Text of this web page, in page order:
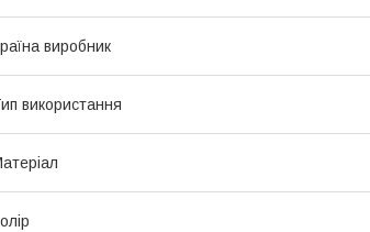
виробник
використання